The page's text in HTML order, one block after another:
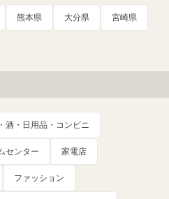
熊本県 大分県 宮崎県
酒・日用品・コンビニ
センター 家電店
ファッション